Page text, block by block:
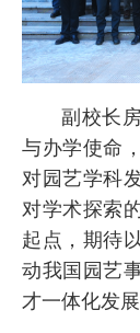
副校长
与办学使命
对园艺学科
对学术探索
起点，期待
动我国园艺
才一体化发展